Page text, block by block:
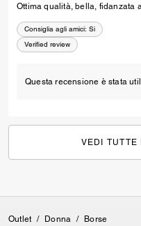
Ottima qualità, bella, fidanzata
Consiglia agli amici: Si
Verified review
Questa recensione è stata
VEDI TUTTE
Outlet / Donna / Borse